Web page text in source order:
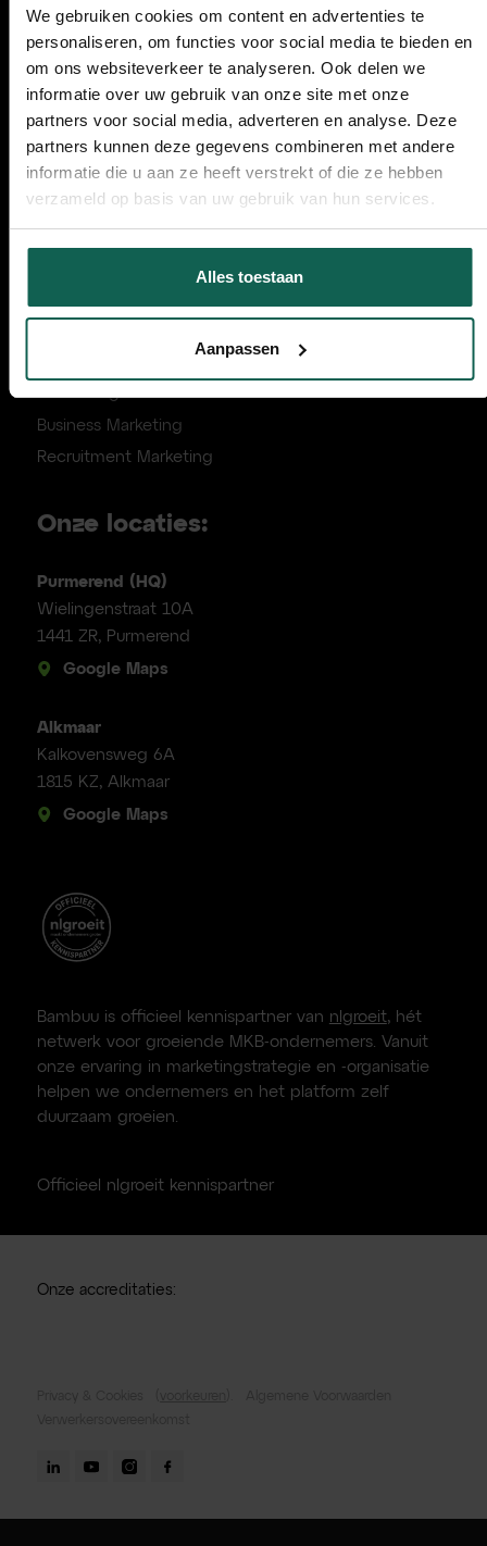
We gebruiken cookies om content en advertenties te
personaliseren, om functies voor social media te bieden en
om ons websiteverkeer te analyseren. Ook delen we
informatie over uw gebruik van onze site met onze
partners voor social media, adverteren en analyse. Deze
partners kunnen deze gegevens combineren met andere
informatie die u aan ze heeft verstrekt of die ze hebben
verzameld op basis van uw gebruik van hun services.
Alles toestaan
Aanpassen
E-mail: info@bambuu.nl
Handige links:
Over ons
Kennis & Downloads
Marketing Strategie Canvas
Business Marketing
Recruitment Marketing
Onze locaties:
Purmerend (HQ)
Wielingenstraat 10A
1441 ZR, Purmerend
Google Maps
Alkmaar
Kalkovensweg 6A
1815 KZ, Alkmaar
Google Maps
Bambuu is officieel kennispartner van nlgroeit, hét
netwerk voor groeiende MKB-ondernemers. Vanuit
onze ervaring in marketingstrategie en -organisatie
helpen we ondernemers en het platform zelf
duurzaam groeien.
Officieel nlgroeit kennispartner
Onze accreditaties: